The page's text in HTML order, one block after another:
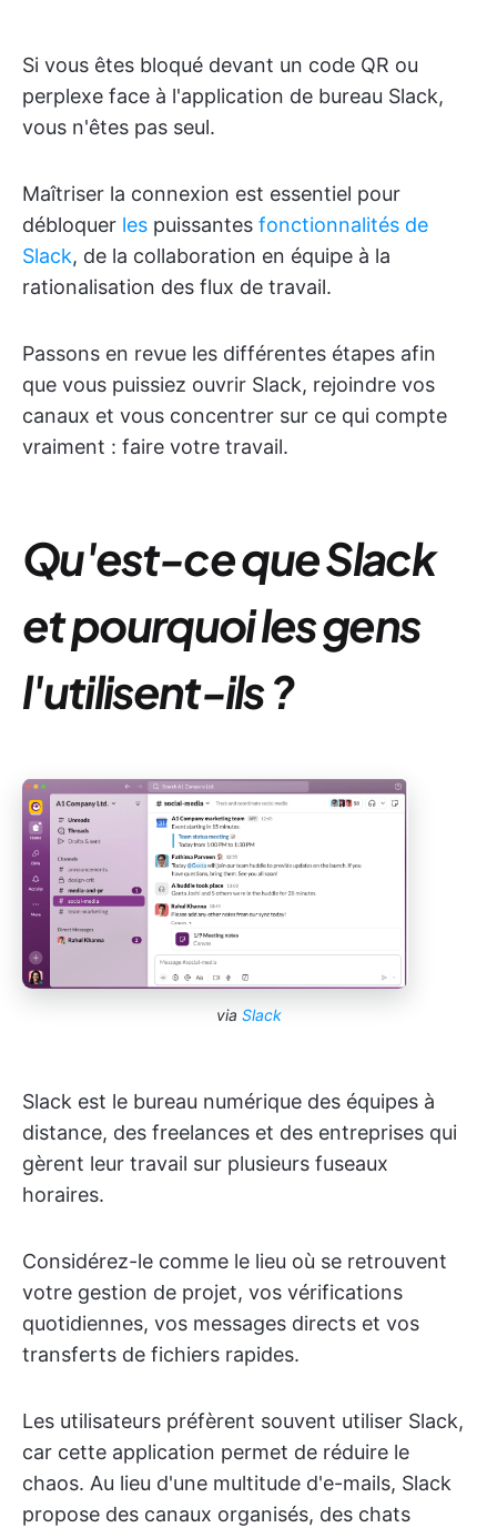
Si vous êtes bloqué devant un code QR ou
perplexe face à l'application de bureau Slack,
vous n'êtes pas seul.
Maîtriser la connexion est essentiel pour
débloquer les puissantes fonctionnalités de
Slack, de la collaboration en équipe à la
rationalisation des flux de travail.
Passons en revue les différentes étapes afin
que vous puissiez ouvrir Slack, rejoindre vos
canaux et vous concentrer sur ce qui compte
vraiment : faire votre travail.
Qu'est-ce que Slack
et pourquoi les gens
l'utilisent-ils ?
via Slack
Slack est le bureau numérique des équipes à
distance, des freelances et des entreprises qui
gèrent leur travail sur plusieurs fuseaux
horaires.
Considérez-le comme le lieu où se retrouvent
votre gestion de projet, vos vérifications
quotidiennes, vos messages directs et vos
transferts de fichiers rapides.
Les utilisateurs préfèrent souvent utiliser Slack,
car cette application permet de réduire le
chaos. Au lieu d'une multitude d'e-mails, Slack
propose des canaux organisés, des chats